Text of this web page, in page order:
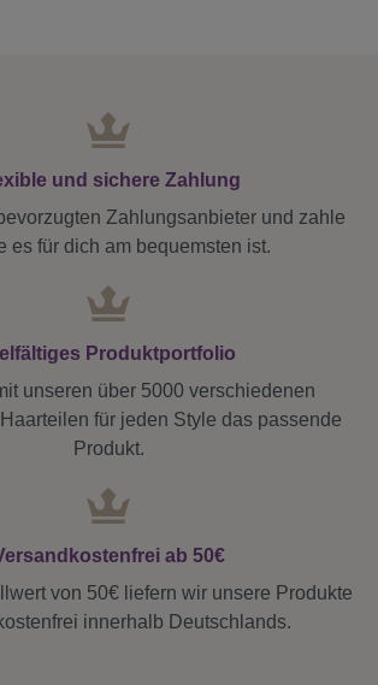
und sichere Zahlung
Zahlungsanbieter und zahle
es für dich am bequemsten ist.
Produktportfolio
unseren über 5000 verschiedenen
für jeden Style das passende
Produkt.
ab 50€
von 50€ liefern wir unsere Produkte
innerhalb Deutschlands.